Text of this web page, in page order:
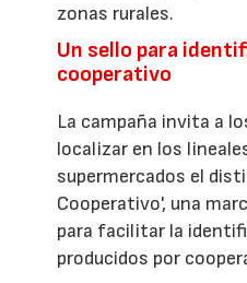
zonas rurales.
Un sello para
cooperativo
La campaña invita a
localizar en los
supermercados el
Cooperativo', una
para facilitar la
producidos por